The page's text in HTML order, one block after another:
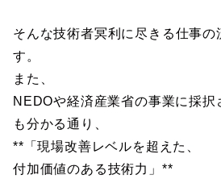
そんな技術者冥利に尽きる仕事の
す。
また、
NEDOや経済産業省の事業に採択
も分かる通り、
**「現場改善レベルを超えた、
付加価値のある技術力」**